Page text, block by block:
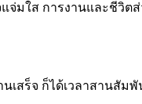
จ่มใส การงานและชีวิต
เสร็จ ก็ได้เวลาสานสัม